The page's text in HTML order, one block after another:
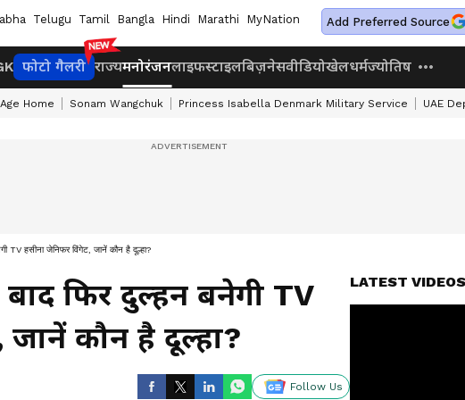
Telugu Tamil Bangla Hindi Marathi MyNation Add Preferred Source
फोटो गैलरी राज्यमनोरंजनलाइफस्टाइलबिज़नेसवीडियोखेलधर्मज्योतिष
Home Sonam Wangchuk Princess Isabella Denmark Military Service UAE
TV हसीना जेनिफर विंगेट, जानें कौन है दूल्हा?
फिर दुल्हन बनेगी TV
जानें कौन है दूल्हा?
Follow Us
LATEST VIDEOS